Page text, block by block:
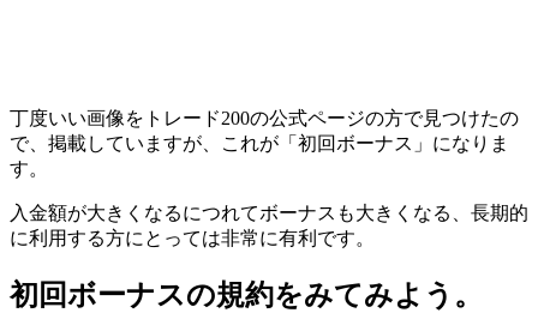
丁度いい画像をトレード200の公式ページの方で見つけたの
で、掲載していますが、これが「初回ボーナス」になりま
す。
入金額が大きくなるにつれてボーナスも大きくなる、 長期的
に利用する方にとっては非常に有利 です。
初回ボーナスの規約をみてみよう。